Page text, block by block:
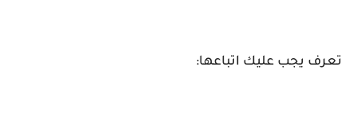
تعرف يجب عليك اتباعها: